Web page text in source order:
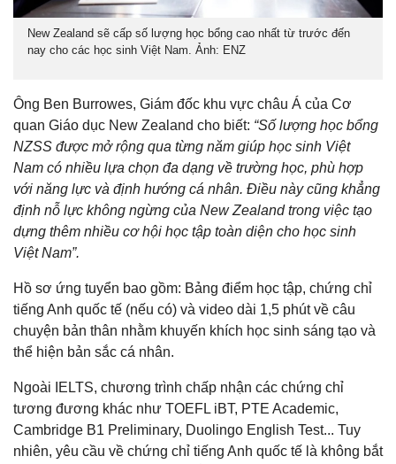
New Zealand sẽ cấp số lượng học bổng cao nhất từ trước đến
nay cho các học sinh Việt Nam. Ảnh: ENZ
Ông Ben Burrowes, Giám đốc khu vực châu Á của Cơ
quan Giáo dục New Zealand cho biết: “Số lượng học bổng
NZSS được mở rộng qua từng năm giúp học sinh Việt
Nam có nhiều lựa chọn đa dạng về trường học, phù hợp
với năng lực và định hướng cá nhân. Điều này cũng khẳng
định nỗ lực không ngừng của New Zealand trong việc tạo
dựng thêm nhiều cơ hội học tập toàn diện cho học sinh
Việt Nam”.
Hồ sơ ứng tuyển bao gồm: Bảng điểm học tập, chứng chỉ
tiếng Anh quốc tế (nếu có) và video dài 1,5 phút về câu
chuyện bản thân nhằm khuyến khích học sinh sáng tạo và
thể hiện bản sắc cá nhân.
Ngoài IELTS, chương trình chấp nhận các chứng chỉ
tương đương khác như TOEFL iBT, PTE Academic,
Cambridge B1 Preliminary, Duolingo English Test... Tuy
nhiên, yêu cầu về chứng chỉ tiếng Anh quốc tế là không bắt